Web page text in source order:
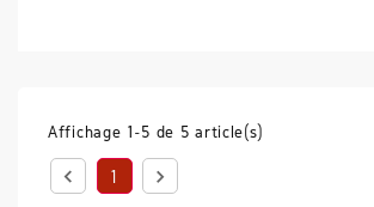
Affichage 1-5 de 5 article(s)
 1 